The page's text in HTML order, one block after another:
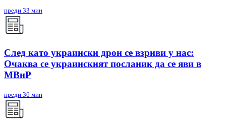
преди 33 мин
След като украински дрон се взриви у нас:
Очаква се украинският посланик да се яви в
МВнР
преди 36 мин